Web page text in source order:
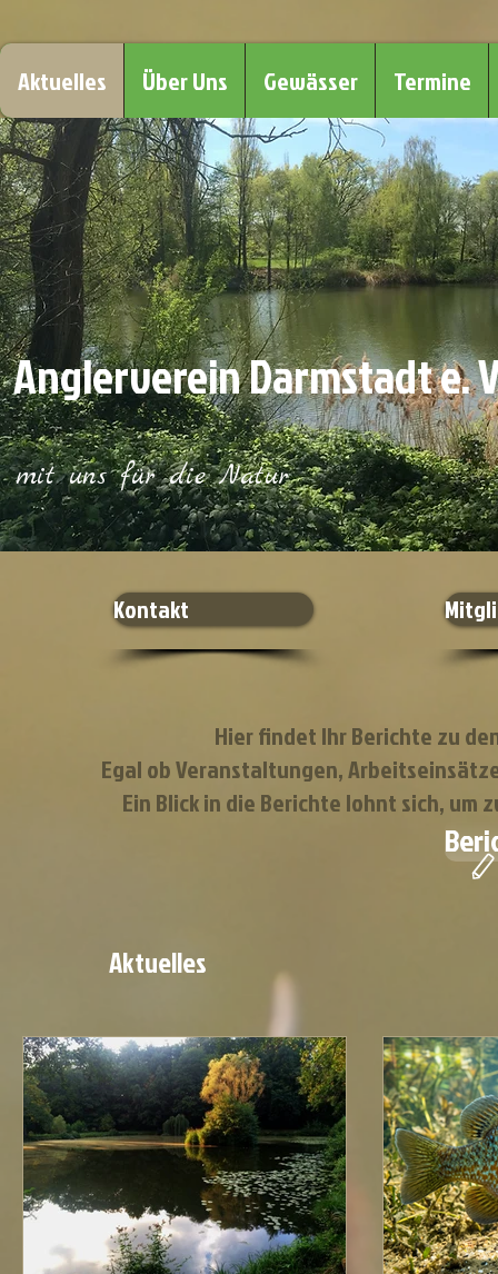
Aktuelles Über Uns Gewässer Termine
Anglerverein Darmstadt e.
mit uns für die Natur
Kontakt
Hier findet Ihr Berichte zu
Egal ob Veranstaltungen,
Ein Blick in die Berichte lohnt sich, um
Aktuelles